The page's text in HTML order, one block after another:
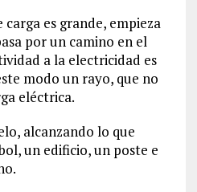
es grande, empieza
por un camino en el
a la electricidad es
modo un rayo, que no
eléctrica.
alcanzando lo que
un edificio, un poste e